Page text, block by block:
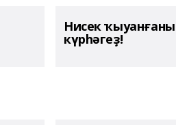
Нисек
күрһәгеҙ!